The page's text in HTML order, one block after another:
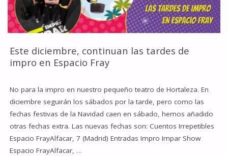
CON
LA
FUNDACIÓN
ESCUELA
IDEO
ESTE
SÁBADO
24"
Este diciembre, continuan las tardes de
impro en Espacio Fray
No para la impro en nuestro pequeño teatro de Hortaleza. En
diciembre seguirán los sábados por la tarde, pero como las
fechas festivas de la Navidad caen en sábado, hemos añadido
otras fechas extra. Las nuevas fechas son: Cuentos Irrepetibles
Espacio FrayAlfacar, 7 (Madrid) Entradas Impro Impar Show
Espacio FrayAlfacar, …